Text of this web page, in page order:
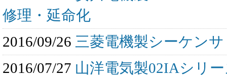
修理・延命化
2016/09/26 三菱電機製シーケン
2016/07/27 山洋電気製02IAシリ